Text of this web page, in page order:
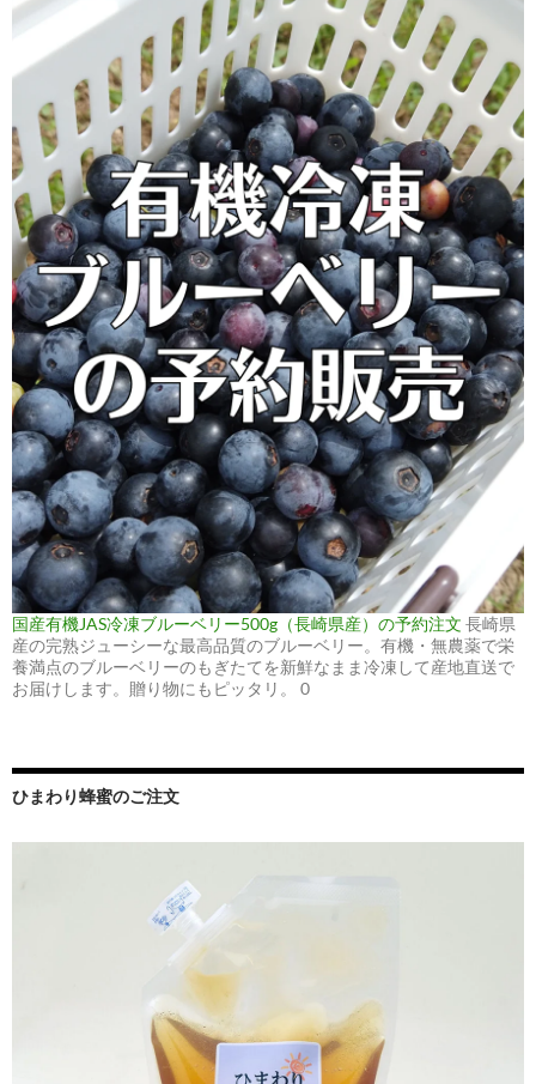
国産有機JAS冷凍ブルーベリー500g（長崎県産）の予約注文 長崎県
産の完熟ジューシーな最高品質のブルーベリー。有機・無農薬で栄
養満点のブルーベリーのもぎたてを新鮮なまま冷凍して産地直送で
お届けします。贈り物にもピッタリ。 0
ひまわり蜂蜜のご注文